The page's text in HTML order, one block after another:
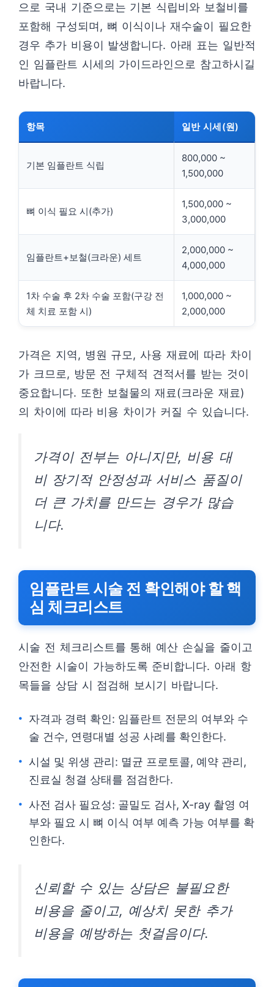
으로 국내 기준으로는 기본 식립비와 보철비를
포함해 구성되며, 뼈 이식이나 재수술이 필요한
경우 추가 비용이 발생합니다. 아래 표는 일반적
인 임플란트 시세의 가이드라인으로 참고하시길
바랍니다.
항목 일반 시세(원)
기본 임플란트 식립
800,000 ~
1,500,000
뼈 이식 필요 시(추가)
1,500,000 ~
3,000,000
임플란트+보철(크라운) 세트
2,000,000 ~
4,000,000
1차 수술 후 2차 수술 포함(구강 전
체 치료 포함 시)
1,000,000 ~
2,000,000
가격은 지역, 병원 규모, 사용 재료에 따라 차이
가 크므로, 방문 전 구체적 견적서를 받는 것이
중요합니다. 또한 보철물의 재료(크라운 재료)
의 차이에 따라 비용 차이가 커질 수 있습니다.
가격이 전부는 아니지만, 비용 대
비 장기적 안정성과 서비스 품질이
더 큰 가치를 만드는 경우가 많습
니다.
임플란트 시술 전 확인해야 할 핵
심 체크리스트
시술 전 체크리스트를 통해 예산 손실을 줄이고
안전한 시술이 가능하도록 준비합니다. 아래 항
목들을 상담 시 점검해 보시기 바랍니다.
자격과 경력 확인: 임플란트 전문의 여부와 수
술 건수, 연령대별 성공 사례를 확인한다.
시설 및 위생 관리: 멸균 프로토콜, 예약 관리,
진료실 청결 상태를 점검한다.
사전 검사 필요성: 골밀도 검사, X-ray 촬영 여
부와 필요 시 뼈 이식 여부 예측 가능 여부를 확
인한다.
신뢰할 수 있는 상담은 불필요한
비용을 줄이고, 예상치 못한 추가
비용을 예방하는 첫걸음이다.